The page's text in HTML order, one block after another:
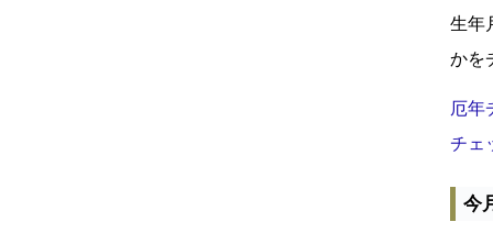
生年
かを
厄年
チェ
今